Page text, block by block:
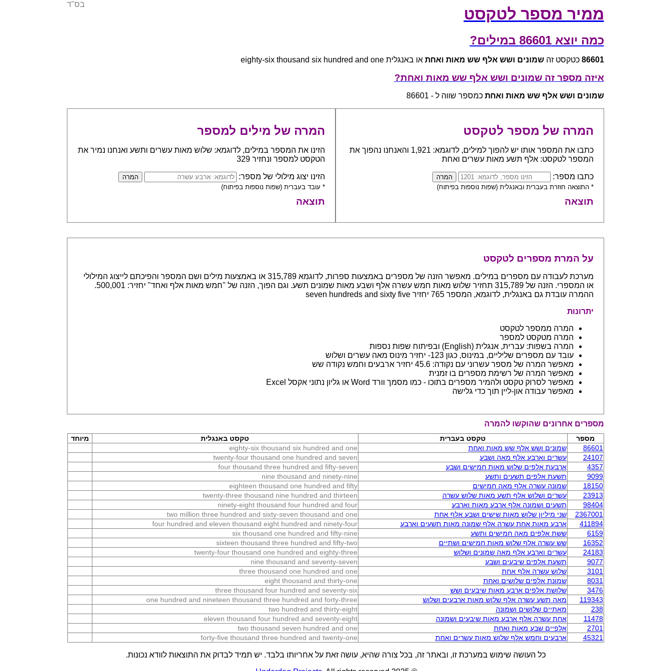
ממיר מספר לטקסט
בס"ד
כמה יוצא 86601 במילים?
86601 כטקסט זהשמונים ושש אלף שש מאות ואחת או באנגלית eighty-six thousand six hundred and one
איזה מספר זה שמונים ושש אלף שש מאות ואחת?
שמונים ושש אלף שש מאות ואחת כמספר שווה ל - 86601
המרה של מספר לטקסט
כתבו את המספר אותו יש להפוך למילים, לדוגמא: 1,921 והאנחנו נהפוך את
המספר לטקסט: אלף תשע מאות עשרים ואחת
כתבו מספר:
* התוצאה חוזרת בעברית ובאנגלית (שפות נוספות בפיתוח)
תוצאה
המרה של מילים למספר
הזינו את המספר במילים, לדוגמא: שלוש מאות עשרים ותשע ואנחנו נמיר את
הטקסט למספר ונחזיר 329
הזינו יצוג מילולי של מספר:
* עובד בעברית (שפות נוספות בפיתוח)
תוצאה
על המרת מספרים לטקסט
מערכת לעבודה עם מספרים במילים. מאפשר הזנה של מספרים באמצעות ספרות, לדוגמא 315,789 או באמצעות מילים ושם המספר והפיכתם לייצוג המילולי
או המספרי. הזנה של 315,789 תחזיר שלוש מאות חמש עשרה אלף ושבע מאות שמונים תשע. וגם הפוך, הזנה של "חמש מאות אלף ואחד" יחזיר: 500,001.
ההמרה עובדת גם באנגלית, לדוגמא, המספר 765 יחזיר seven hundreds and sixty five
יתרונות
המרה ממספר לטקסט
המרה מטקסט למספר
המרה בשפות: עברית, אנגלית (English) ובפיתוח שפות נספות
עובד עם מספרים שליליים, במינוס, כגון 123- יחזיר מינוס מאה עשרים ושלוש
מאפשר המרה של מספר עשרוני עם נקודה: 45.6 יחזיר ארבעים וחמש נקודה שש
מאפשר המרה של רשימת מספרים בו זמנית
מאפשר לסרוק טקסט ולהמיר מספרים בתוכו - כמו מסמך וורד Word או גליון נתוני אקסל Excel
מאפשר עבודה און-ליין תוך כדי גלישה
מספרים אחרונים שהוקשו להמרה
מספר טקסט בעברית טקסט באנגלית
מיוחד
86601
שמונים ושש אלף שש מאות ואחת
eighty-six thousand six hundred and one
24107
עשרים וארבע אלף מאה ושבע
twenty-four thousand one hundred and seven
4357
ארבעת אלפים שלוש מאות חמישים ושבע
four thousand three hundred and fifty-seven
9099
תשעת אלפים תשעים ותשע
nine thousand and ninety-nine
18150
שמונה עשרה אלף מאה חמישים
eighteen thousand one hundred and fifty
23913
עשרים ושלוש אלף תשע מאות שלוש עשרה
twenty-three thousand nine hundred and thirteen
98404
תשעים ושמונה אלף ארבע מאות וארבע
ninety-eight thousand four hundred and four
2367001
שני מיליון שלוש מאות שישים ושבע אלף אחת
two million three hundred and sixty-seven thousand and one
411894
ארבע מאות אחת עשרה אלף שמונה מאות תשעים וארבע
four hundred and eleven thousand eight hundred and ninety-four
6159
ששת אלפים מאה חמישים ותשע
six thousand one hundred and fifty-nine
16352
שש עשרה אלף שלוש מאות חמישים ושתיים
sixteen thousand three hundred and fifty-two
24183
עשרים וארבע אלף מאה שמונים ושלוש
twenty-four thousand one hundred and eighty-three
9077
תשעת אלפים שיבעים ושבע
nine thousand and seventy-seven
3101
שלוש עשרה אלף אחת
three thousand one hundred and one
8031
שמונת אלפים שלושים ואחת
eight thousand and thirty-one
3476
שלושת אלפים ארבע מאות שיבעים ושש
three thousand four hundred and seventy-six
119343
מאה תשע עשרה אלף שלוש מאות ארבעים ושלוש
one hundred and nineteen thousand three hundred and forty-three
238
מאתיים שלושים ושמונה
two hundred and thirty-eight
11478
אחת עשרה אלף ארבע מאות שיבעים ושמונה
eleven thousand four hundred and seventy-eight
2701
אלפיים שבע מאות ואחת
two thousand seven hundred and one
45321
ארבעים וחמש אלף שלוש מאות עשרים ואחת forty-five thousand three hundred and twenty-one
כל העושה שימוש במערכת זו, ובאתר זה, בכל צורה שהיא, עושה זאת על אחריותו בלבד. יש תמיד לבדוק את התוצאות לוודא נכונות.